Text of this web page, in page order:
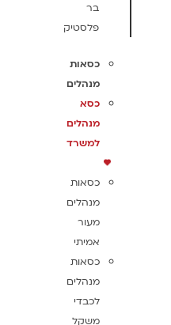
בר
פלסטיק
כסאות
מנהלים
כסא
מנהלים
למשרד
כסאות
מנהלים
מעור
אמיתי
כסאות
מנהלים
לכבדי
משקל